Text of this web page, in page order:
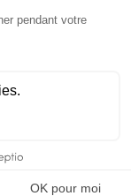
fenêtre)
fenêtre)
(nouvelle fenêtre)
9450€